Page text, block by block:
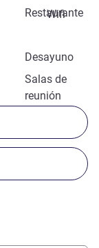
Restaurante
Wifi
Desayuno
Salas de
reunión